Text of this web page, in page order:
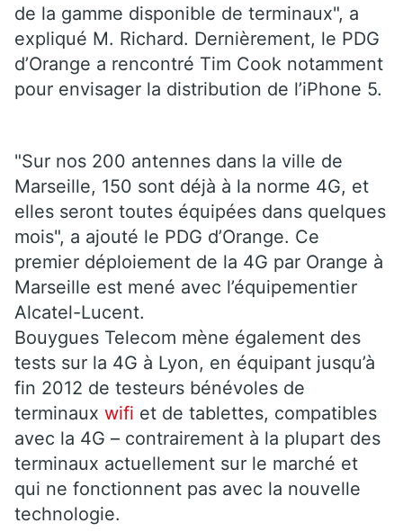
de la gamme disponible de terminaux", a
expliqué M. Richard. Dernièrement, le PDG
d’Orange a rencontré Tim Cook notamment
pour envisager la distribution de l’iPhone 5.
"Sur nos 200 antennes dans la ville de
Marseille, 150 sont déjà à la norme 4G, et
elles seront toutes équipées dans quelques
mois", a ajouté le PDG d’Orange. Ce
premier déploiement de la 4G par Orange à
Marseille est mené avec l’équipementier
Alcatel-Lucent.
Bouygues Telecom mène également des
tests sur la 4G à Lyon, en équipant jusqu’à
fin 2012 de testeurs bénévoles de
terminaux wifi et de tablettes, compatibles
avec la 4G – contrairement à la plupart des
terminaux actuellement sur le marché et
qui ne fonctionnent pas avec la nouvelle
technologie.